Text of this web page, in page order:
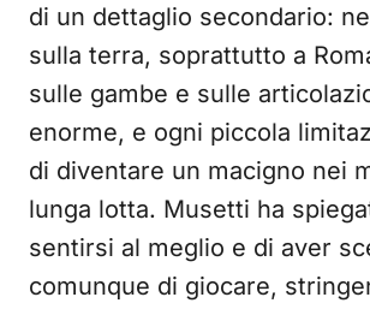
di un dettaglio secondario:
sulla terra, soprattutto a
sulle gambe e sulle
enorme, e ogni piccola
di diventare un macigno nei
lunga lotta. Musetti ha
sentirsi al meglio e di aver
comunque di giocare,